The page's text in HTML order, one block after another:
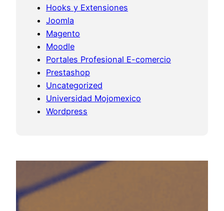
Hooks y Extensiones
Joomla
Magento
Moodle
Portales Profesional E-comercio
Prestashop
Uncategorized
Universidad Mojomexico
Wordpress